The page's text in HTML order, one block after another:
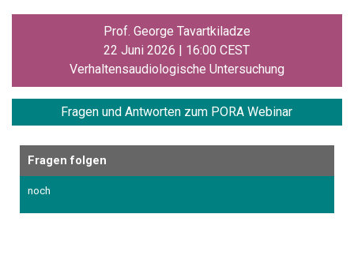
Prof. George Tavartkiladze
22 Juni 2026 | 16:00 CEST
Verhaltensaudiologische Untersuchung
Fragen undAntworten zum PORA Webinar
Fragen folgen
noch